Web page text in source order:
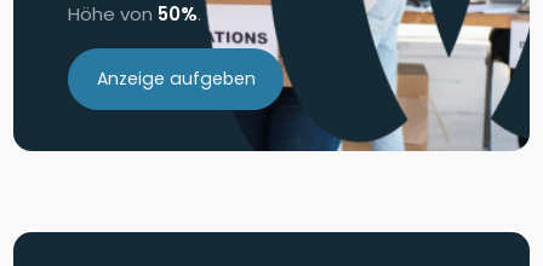
Höhe von 50%.
Anzeige aufgeben